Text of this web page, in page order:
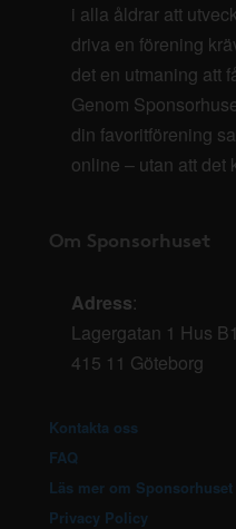
i alla åldrar att
driva en förening
det en utmaning att
Genom
din favoritförening
online – utan att det
Om Sponsorhuset
Adress:
Lagergatan 1 Hus
415 11 Göteborg
Kontakta oss
FAQ
Läs mer om Sponsorhuset
Privacy Policy